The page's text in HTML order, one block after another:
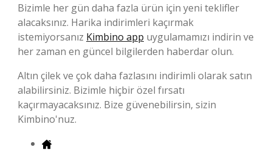
Bizimle her gün daha fazla ürün için yeni teklifler
alacaksınız. Harika indirimleri kaçırmak
istemiyorsanız Kimbino app uygulamamızı indirin ve
her zaman en güncel bilgilerden haberdar olun.
Altın çilek ve çok daha fazlasını indirimli olarak satın
alabilirsiniz. Bizimle hiçbir özel fırsatı
kaçırmayacaksınız. Bize güvenebilirsin, sizin
Kimbino'nuz.